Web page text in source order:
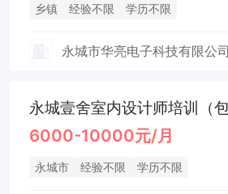
乡镇 经验不限 学历不限
永城市华亮电子科技有限公司
6000-10000元/月
永城市 经验不限 学历不限